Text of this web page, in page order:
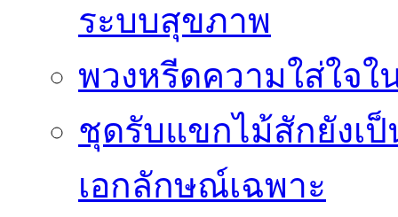
ระบบสุขภาพ
พวงหรีดความใส่ใจใ
ชุดรับแขกไม้สักยังเป็
เอกลักษณ์เฉพาะ